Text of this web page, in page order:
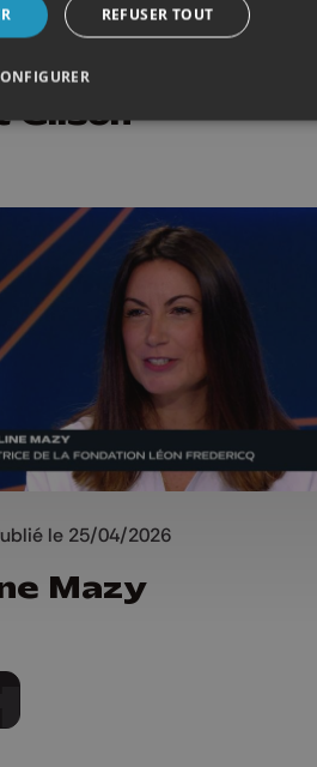
le 16/05/2026
Gilson
le 25/04/2026
Mazy
REFUSER TOUT